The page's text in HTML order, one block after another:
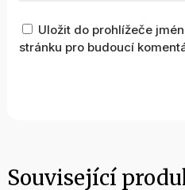
Uložit do prohlížeče
stránku pro budoucí
Související